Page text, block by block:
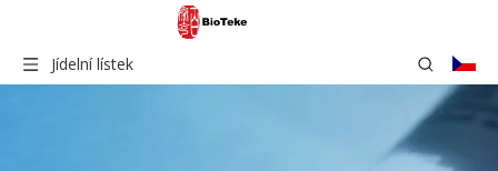
Jídelní lístek